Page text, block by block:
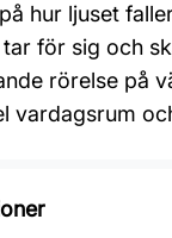
hur ljuset
för sig och
rörelse på
vardagsrum